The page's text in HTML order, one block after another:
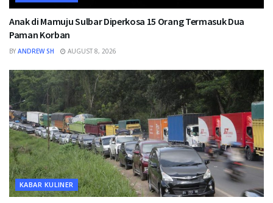
Anak di Mamuju Sulbar Diperkosa 15 Orang Termasuk Dua
Paman Korban
BY ANDREW SH AUGUST 8, 2026
KABAR KULINER